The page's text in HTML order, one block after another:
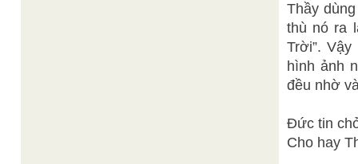
Thầy
thù nó ra
Trời”.
hình ảnh
đều nhờ
Đức tin
Cho hay